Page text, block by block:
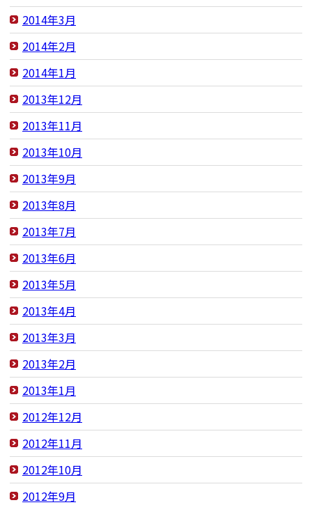
2014年3月
2014年2月
2014年1月
2013年12月
2013年11月
2013年10月
2013年9月
2013年8月
2013年7月
2013年6月
2013年5月
2013年4月
2013年3月
2013年2月
2013年1月
2012年12月
2012年11月
2012年10月
2012年9月